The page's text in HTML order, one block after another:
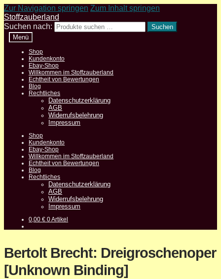
Zur Navigation springen Zum Inhalt springen
Stoffzauberland
Suchen nach:
Suchen
Menü
Shop
Kundenkonto
Ebay-Shop
Willkommen im Stoffzauberland
Echtheit von Bewertungen
Blog
Rechtliches
Datenschutzerklärung
AGB
Widerrufsbelehrung
Impressum
Shop
Kundenkonto
Ebay-Shop
Willkommen im Stoffzauberland
Echtheit von Bewertungen
Blog
Rechtliches
Datenschutzerklärung
AGB
Widerrufsbelehrung
Impressum
0,00€ 0 Artikel
Bertolt Brecht: Dreigroschenoper
[Unknown Binding]